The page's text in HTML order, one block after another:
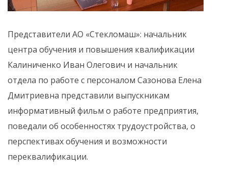
Представители АО «Стекломаш»: начальник
центра обучения и повышения квалификации
Калиниченко Иван Олегович и начальник
отдела по работе с персоналом Сазонова Елена
Дмитриевна представили выпускникам
информативный фильм о работе предприятия,
поведали об особенностях трудоустройства, о
перспективах обучения и возможности
переквалификации.